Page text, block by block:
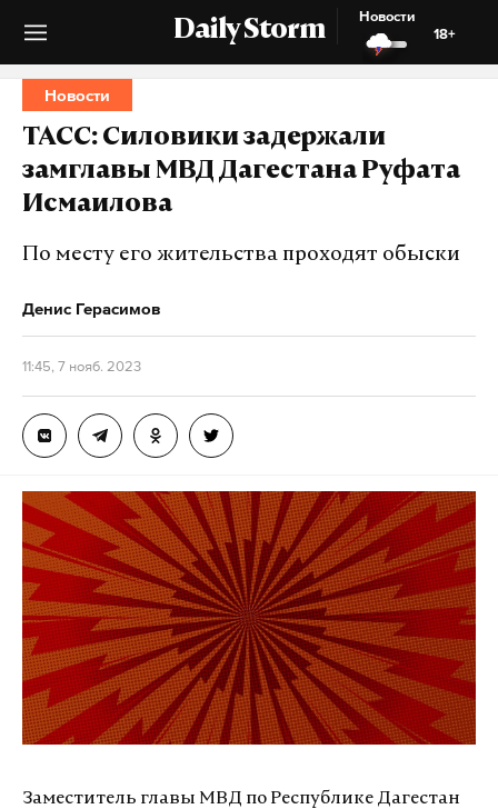
Daily Storm
Новости
18+
Новости
ТАСС: Силовики задержали
замглавы МВД Дагестана Руфата
Исмаилова
По месту его жительства проходят обыски
Денис Герасимов
11:45, 7 нояб. 2023
Заместитель главы МВД по Республике Дагестан